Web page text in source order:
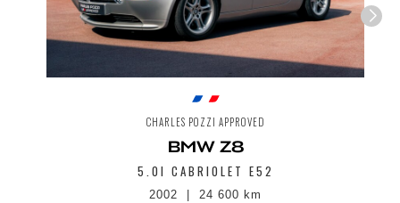
CHARLES POZZI APPROVED
BMW Z8
5.0I CABRIOLET E52
2002 24 600 km